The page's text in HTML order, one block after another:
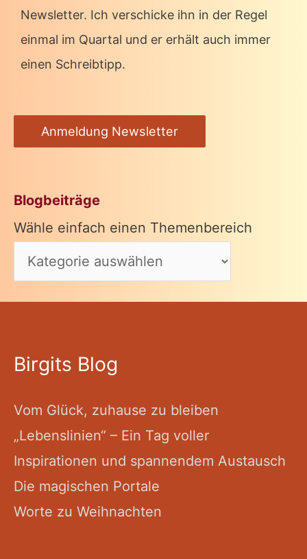
Newsletter. Ich verschicke ihn in der Regel
einmal im Quartal und er erhält auch immer
einen Schreibtipp.
Anmeldung Newsletter
Blogbeiträge
Wähle einfach einen Themenbereich
Birgits Blog
Vom Glück, zuhause zu bleiben
„Lebenslinien“ – Ein Tag voller
Inspirationen und spannendem Austausch
Die magischen Portale
Worte zu Weihnachten